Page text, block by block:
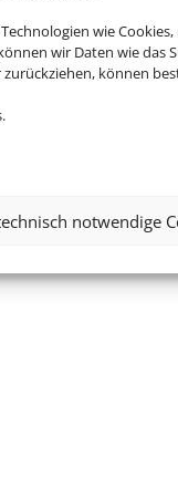
wie
wir Daten wie
können
notwendige